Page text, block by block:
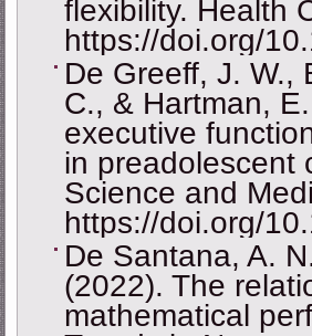
flexibility. Health
https://doi.org/
De Greeff, J. W.,
C., & Hartman,
executive
in preadolescent
Science and
https://doi.org/
De Santana, A.
(2022). The
mathematical